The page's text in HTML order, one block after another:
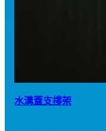
水溝蓋支撐架